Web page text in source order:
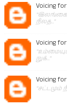
Voicing
நிலத..."
Voicing
றுக்..."
Voicing
"சட்டமும்